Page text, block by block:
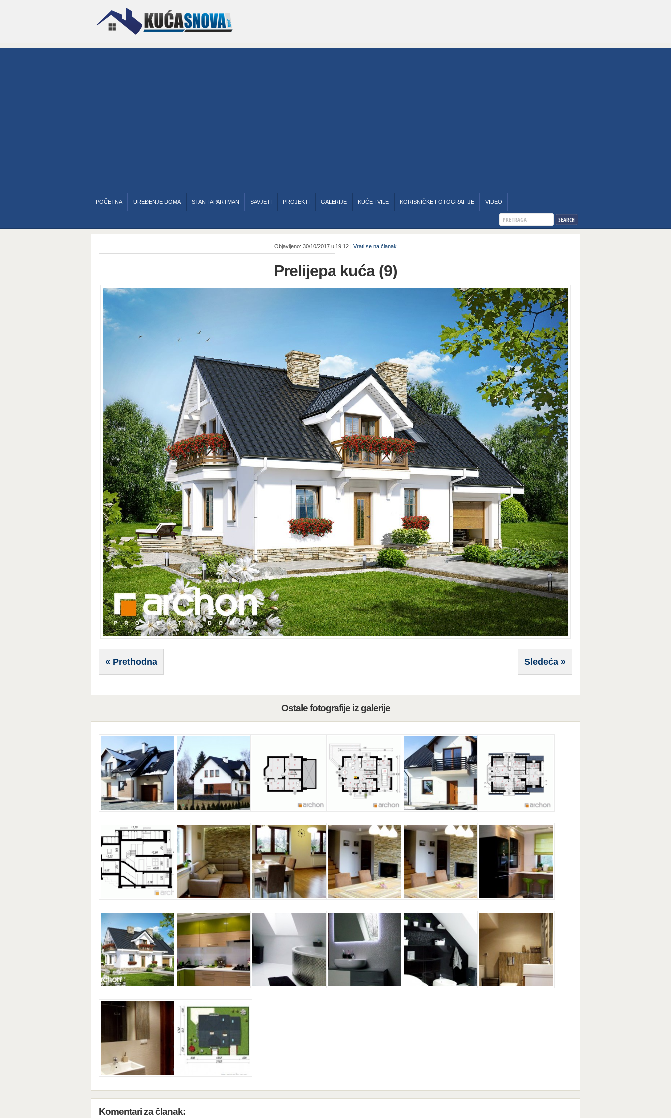
POČETNA UREĐENJE DOMA STAN I APARTMAN SAVJETI PROJEKTI GALERIJE KUĆE I VILE KORISNIČKE FOTOGRAFIJE VIDEO
Objavljeno: 30/10/2017 u 19:12 | Vrati se na članak
Prelijepa kuća (9)
« Prethodna Sledeća »
Ostale fotografije iz galerije
Komentari za članak: